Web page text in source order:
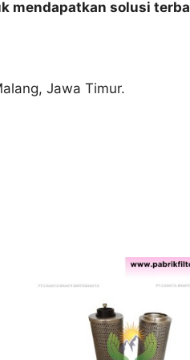
mendapatkan solusi
Jawa Timur.